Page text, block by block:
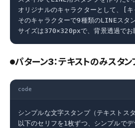
オリジナルのキャラクターとして、[
そのキャラクターで9種類のLINEスタ
サイズは370×320pxで、背景透過でお
パターン3：テキストのみスタン
code
シンプルな文字スタンプ（テキストス
以下のセリフを1枚ずつ、シンプルで